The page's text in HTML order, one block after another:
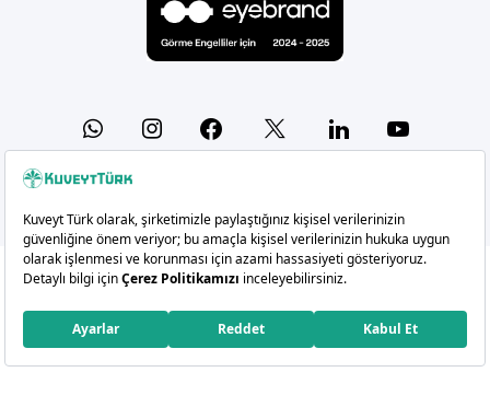
WhatsappInstagramFacebook Linkedin